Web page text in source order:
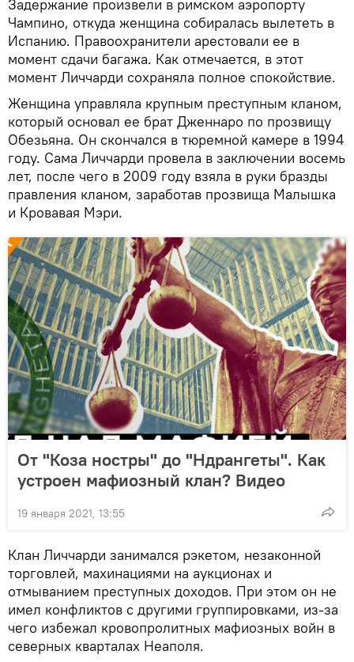
Задержание произвели в римском аэропорту
Чампино, откуда женщина собиралась вылететь в
Испанию. Правоохранители арестовали ее в
момент сдачи багажа. Как отмечается, в этот
момент Личчарди сохраняла полное спокойствие.
Женщина управляла крупным преступным кланом,
который основал ее брат Дженнаро по прозвищу
Обезьяна. Он скончался в тюремной камере в 1994
году. Сама Личчарди провела в заключении восемь
лет, после чего в 2009 году взяла в руки бразды
правления кланом, заработав прозвища Малышка
и Кровавая Мэри.
От "Коза ностры" до "Ндрангеты". Как
устроен мафиозный клан? Видео
19 января 2021, 13:55
Клан Личчарди занимался рэкетом, незаконной
торговлей, махинациями на аукционах и
отмыванием преступных доходов. При этом он не
имел конфликтов с другими группировками, из-за
чего избежал кровопролитных мафиозных войн в
северных кварталах Неаполя.